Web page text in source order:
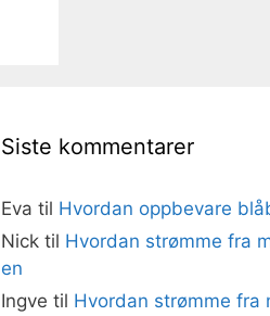
Siste kommentarer
Eva til Hvordan oppbevare
Nicktil Hvordan strømme fra
en
Ingve til Hvordan strømme fra